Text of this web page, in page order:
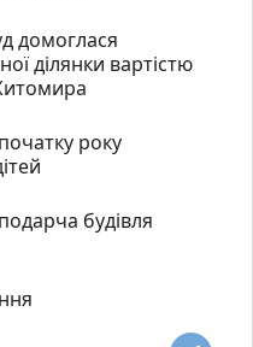
домоглася
ділянки вартістю
року
будівля